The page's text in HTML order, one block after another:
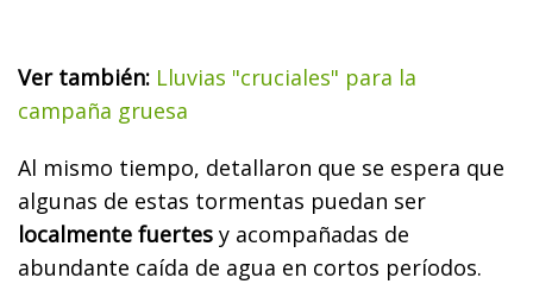
Ver también: Lluvias "cruciales" para la
campaña gruesa
Al mismo tiempo, detallaron que se espera que
algunas de estas tormentas puedan ser
localmente fuertes y acompañadas de
abundante caída de agua en cortos períodos.